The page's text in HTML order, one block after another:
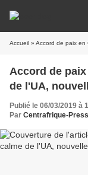
Accueil » Accord de paix en
Accord de
de l'UA,
Publié le 06/03/2019 à
Par Centrafrique-